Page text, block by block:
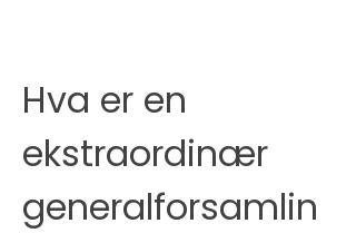
Hva er en
ekstraordinær
generalforsamlin